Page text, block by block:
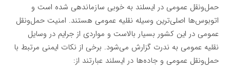
حمل‌ونقل عمومی در ایسلند به خوبی سازماندهی شده است و
اتوبوس‌ها اصلی‌ترین وسیله نقلیه عمومی هستند. امنیت حمل‌ونقل
عمومی در این کشور بسیار بالاست و مواردی از جرایم در وسایل
نقلیه عمومی به ندرت گزارش می‌شود. برخی از نکات ایمنی مرتبط با
حمل‌ونقل عمومی و جاده‌ها در ایسلند عبارتند از: